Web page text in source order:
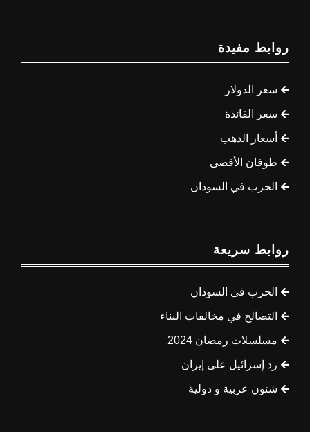
روابط مفيدة
سعر الدولار
سعر الفائدة
أسعار الذهب
طوفان الأقصى
الحرب في السودان
روابط سريعة
الحرب في السودان
التصالح في مخالفات البناء
مسلسلات رمضان 2024
رد إسرائيل على إيران
شئون عربية و دولية